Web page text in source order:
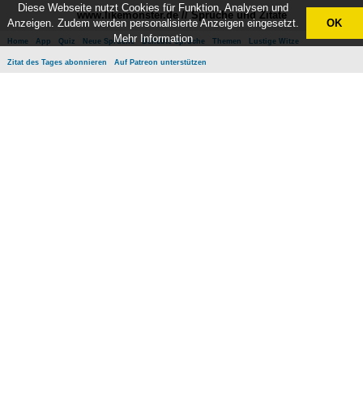
www.likemonster.de // Sprüche und Zitate
Home App Quiz Neue Sprüche Beliebte Sprüche Themen Lustige Witze
Zitat des Tages abonnieren Auf Patreon unterstützen
Diese Webseite nutzt Cookies für Funktion, Analysen und
Anzeigen. Zudem werden personalisierte Anzeigen eingesetzt.
Mehr Information
OK